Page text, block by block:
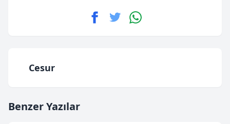
Cesur
Benzer Yazılar